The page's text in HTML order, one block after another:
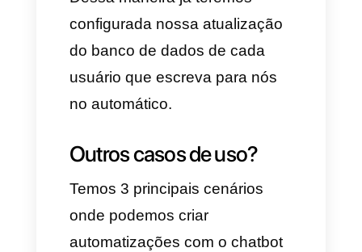
Por último, agora que já
temos estabelecidas as
variáveis e o bot recolherá
ação do Google Sheets.